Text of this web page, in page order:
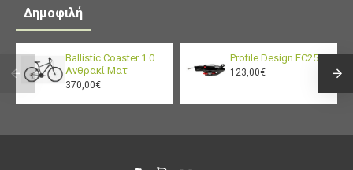
Δημοφιλή
Ballistic Coaster 1.0
Ανθρακί Ματ
370,00€
Profile Design FC25
123,00€